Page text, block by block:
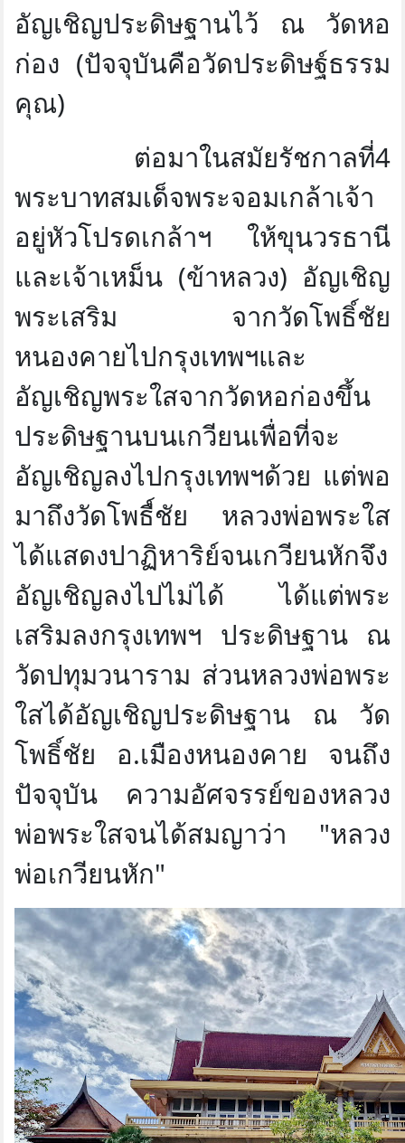
อัญเชิญประดิษฐานไว้ ณ วัดหอ
ก่อง (ปัจจุบันคือวัดประดิษฐ์ธรรม
คุณ)
ต่อมาในสมัยรัชกาลที่4
พระบาทสมเด็จพระจอมเกล้าเจ้า
อยู่หัวโปรดเกล้าฯ ให้ขุนวรธานี
และเจ้าเหม็น (ข้าหลวง) อัญเชิญ
พระเสริม จากวัดโพธิ์ชัย
หนองคายไปกรุงเทพฯและ
อัญเชิญพระใสจากวัดหอก่องขึ้น
ประดิษฐานบนเกวียนเพื่อที่จะ
อัญเชิญลงไปกรุงเทพฯด้วย แต่พอ
มาถึงวัดโพธื์ชัย หลวงพ่อพระใส
ได้แสดงปาฏิหาริย์จนเกวียนหักจึง
อัญเชิญลงไปไม่ได้ ได้แต่พระ
เสริมลงกรุงเทพฯ ประดิษฐาน ณ
วัดปทุมวนาราม ส่วนหลวงพ่อพระ
ใสได้อัญเชิญประดิษฐาน ณ วัด
โพธิ์ชัย อ.เมืองหนองคาย จนถึง
ปัจจุบัน ความอัศจรรย์ของหลวง
พ่อพระใสจนได้สมญาว่า "หลวง
พ่อเกวียนหัก"